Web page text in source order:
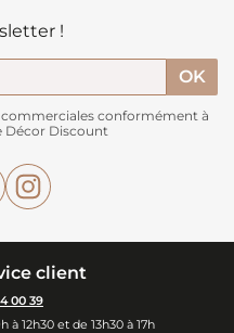
!
conformément à
Décor Discount
Pinterest
client
00 39
12h30 et de 13h30 à 17h